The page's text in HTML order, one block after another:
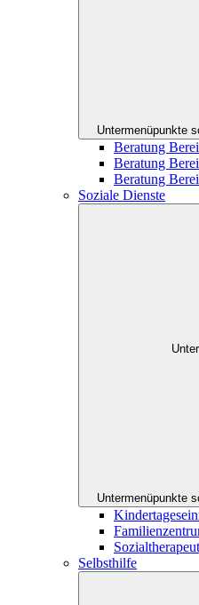
Untermenüpunkte
Beratung
Beratung
Beratung
Soziale Dienste
Untermenüpunkte
Selbsthilfe